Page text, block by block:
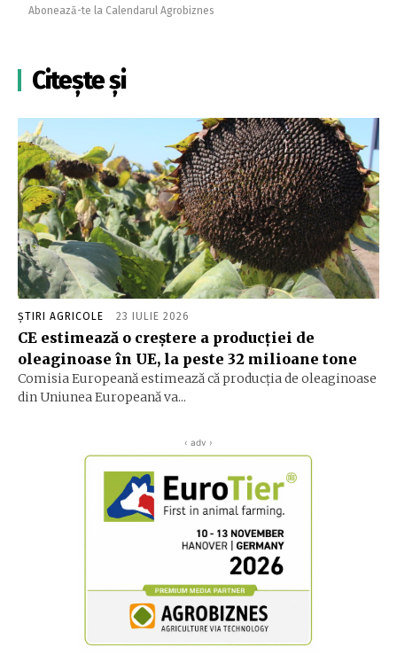
Abonează-te la Calendarul Agrobiznes
Citește și
ȘTIRI AGRICOLE 23 IULIE 2026
CE estimează o creștere a producției de
oleaginoase în UE, la peste 32 milioane tone
Comisia Europeană estimează că producția de oleaginoase
din Uniunea Europeană va...
‹ adv ›